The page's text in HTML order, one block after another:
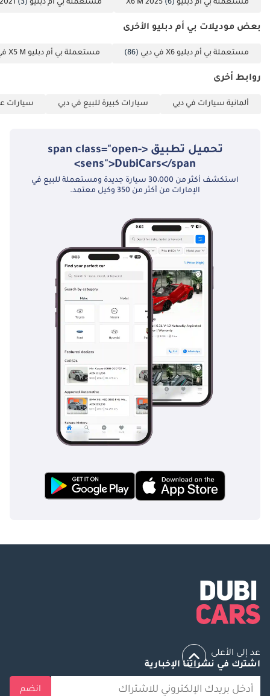
مواقع التواصل
الاجتماعي: فيسبوك:
جيدوشا موتورز
المستعملة TRADING
COMPANY LLC ™®
بنسبة 5٪ على شراء
سيارة أحلامك عند
عتبة داركم. الخدمة
وملاءمة من شركة
Honey Jidosha Used
Cars Motors التي
تسمح لك بفحص
سيارتك المستقبلية
على عتبة داركم لتوفير
تعمل: 1- اختر سيارتك
الخاصة بنا ( 2- اتصل
بوكلاء المبيعات لدينا
وقم بإجراء الترتيبات
اللازمة 3- سيتم
بيع أو شراء أو
استبدال سيارتك من
سيارتك من أمام الباب
حاليا توفر لك الوقت
والمال. كيفيه اتمام
هذه الخدمة اختر
علي الأنترنت. أتصل
بمسؤول المبيعات
لدينا التزامات
مستعملة بي أم دبليو X6 M 2025 (6) مستعملة بي أم دبليو X6 M 2021 (3)
بعض موديلات بي أم دبليو الأخرى
مستعملة بي أم دبليو X6 في دبي (86) مستعملة بي أم دبليو X5 M في دبي
روابط أخرى
ألمانية سيارات في دبي سيارات كبيرة للبيع في دبي سيارات
تحميل تطبيق <span class="open-
sens">DubiCars</span>
استكشف أكثر من 30،000 سيارة جديدة ومستعملة للبيع في
الإمارات من أكثر من 350 وكيل معتمد.
عد إلى الأعلى
اشترك في نشراتنا الإخبارية
انضم